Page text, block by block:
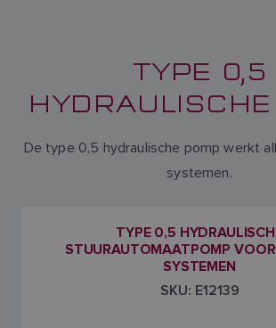
TYPE 0,5
De type 0,5 hydraulische pomp werkt
systemen.
TYPE 0,5
STUURAUTOMAATPOMP
SYSTEMEN
SKU: E12139